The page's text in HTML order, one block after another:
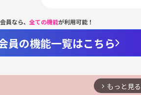
員なら、 全ての機能が利用可能！
員の機能一覧はこちら
arrow_forward_ios もっと見る